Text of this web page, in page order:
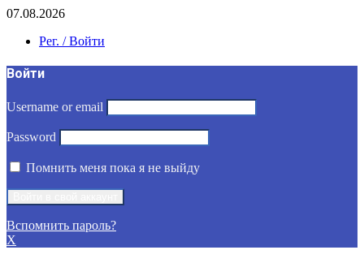
07.08.2026
Рег. / Войти
Войти
Username or email
Password
Помнить меня пока я не выйду
Вспомнить пароль?
X